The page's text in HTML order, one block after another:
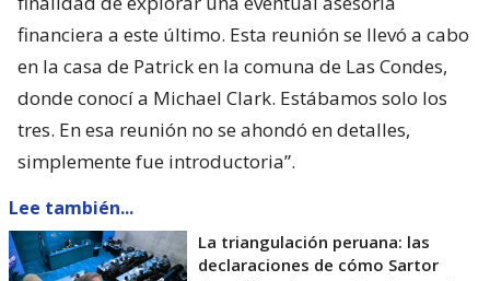
financiera a este último. Esta reunión se llevó a cabo
en la casa de Patrick en la comuna de Las Condes,
donde conocí a Michael Clark. Estábamos solo los
tres. En esa reunión no se ahondó en detalles,
simplemente fue introductoria”.
Lee también...
La triangulación peruana: las
declaraciones de cómo Sartor